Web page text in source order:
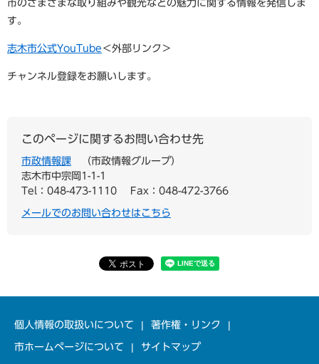
市のさまざまな取り組みや観光などの魅力に関する情報を発信しま
す。
志木市公式YouTube ＜外部リンク＞
チャンネル登録をお願いします。
このページに関するお問い合わせ先
市政情報課
市政情報グループ
志木市中宗岡1-1-1
Tel：048-473-1110
Fax：048-472-3766
メールでのお問い合わせはこちら
個人情報の取扱いについて 著作権・リンク
市ホームページについて サイトマップ